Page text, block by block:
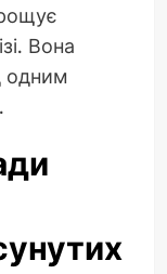
Вона
одним